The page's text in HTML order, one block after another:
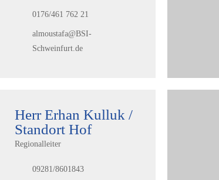
0176/461 762 21
almoustafa@BSI-
Schweinfurt.de
Herr Erhan Kulluk /
Standort Hof
Regionalleiter
09281/8601843